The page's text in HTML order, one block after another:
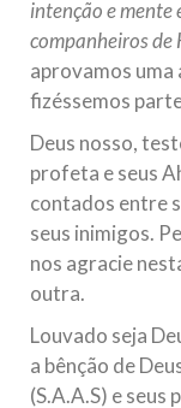
intenção e mente
companheiros de
aprovamos uma
fizéssemos
Deus nosso,
profeta e seus
contados entre
seus inimigos.
nos agracie
outra.
Louvado seja
a bênção de
(S.A.A.S) e seus